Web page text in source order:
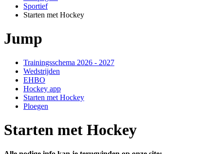
Sportief
Starten met Hockey
Jump
Trainingsschema 2026 - 2027
Wedstrijden
EHBO
Hockey app
Starten met Hockey
Ploegen
Starten met Hockey